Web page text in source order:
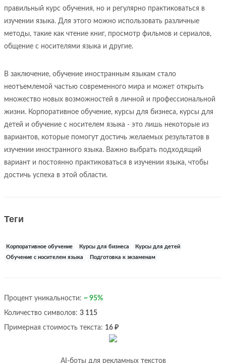
правильный курс обучения, но и регулярно практиковаться в
изучении языка. Для этого можно использовать различные
методы, такие как чтение книг, просмотр фильмов и сериалов,
общение с носителями языка и другие.
В заключение, обучение иностранным языкам стало
неотъемлемой частью современного мира и может открыть
множество новых возможностей в личной и профессиональной
жизни. Корпоративное обучение, курсы для бизнеса, курсы для
детей и обучение с носителем языка - это лишь некоторые из
вариантов, которые помогут достичь желаемых результатов в
изучении иностранного языка. Важно выбрать подходящий
вариант и постоянно практиковаться в изучении языка, чтобы
достичь успеха в этой области.
Теги
Корпоративное обучение Курсы для бизнеса Курсы для детей
Обучение с носителем языка Подготовка к экзаменам
Процент уникальности: ~ 95%
Количество символов: 3 115
Примерная стоимость текста: 16 ₽
AI-боты для рекламных текстов